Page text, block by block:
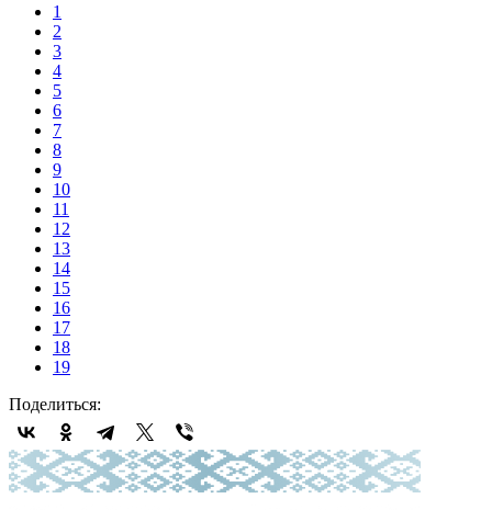
1
2
3
4
5
6
7
8
9
10
11
12
13
14
15
16
17
18
19
Поделиться: